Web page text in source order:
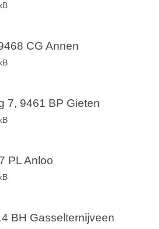
CG Annen
7, 9461 BP Gieten
PL Anloo
BH Gasselternijveen